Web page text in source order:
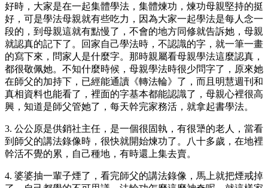
好時，大家是在一起集體學法，集體煉功，煉功母親堅持的挺
好，可是學法母親就有些吃力，因為大家一起學法是每人念一
段的，到母親這就有點慢了，不會的地方同修就告訴她，母親
就認真的記下了。回家自己學法時，不認識的字，就一筆一畫
的寫下來，問家人是什麼字。那時親屬看母親學法這麼認真，
都很敬佩她。不知什麼時候，母親學法時很少問字了，原來她
在師父的加持下，已經能通讀《轉法輪》了，而且明慧週刊和
真相資料也能看了，裡面的字基本都能認識了，母親心裡很高
興，知道是師父管她了，每天幹完家務活，就拿起書學法。
3. 公公原是供銷社主任，是一個很固執，有很犟的老人，當看
到師父的講法錄像時，很快就開始煉功了。八十多歲，在地裡
幹活不覺的累，自己種地，有時還上集去賣。
4. 婆婆抽一輩子煙了，看完師父的講法錄像，馬上就把煙戒掉